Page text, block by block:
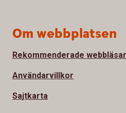
Om webbplatsen
Rekommenderade
Användarvillkor
Sajtkarta